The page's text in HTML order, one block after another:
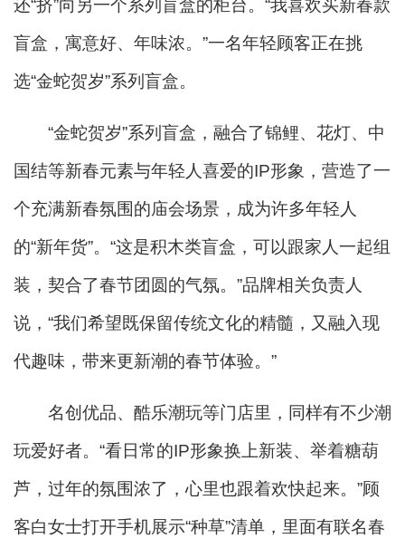
还“挤”向另一个系列盲盒的柜台。“我喜欢买新春款
盲盒，寓意好、年味浓。”一名年轻顾客正在挑
选“金蛇贺岁”系列盲盒。
“金蛇贺岁”系列盲盒，融合了锦鲤、花灯、中
国结等新春元素与年轻人喜爱的IP形象，营造了一
个充满新春氛围的庙会场景，成为许多年轻人
的“新年货”。“这是积木类盲盒，可以跟家人一起组
装，契合了春节团圆的气氛。”品牌相关负责人
说，“我们希望既保留传统文化的精髓，又融入现
代趣味，带来更新潮的春节体验。”
名创优品、酷乐潮玩等门店里，同样有不少潮
玩爱好者。“看日常的IP形象换上新装、举着糖葫
芦，过年的氛围浓了，心里也跟着欢快起来。”顾
客白女士打开手机展示“种草”清单，里面有联名春